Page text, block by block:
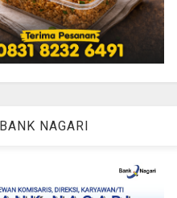
NAGARI